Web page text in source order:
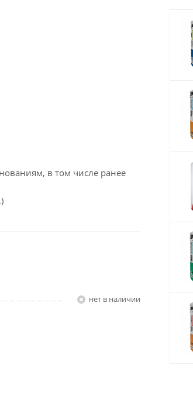
в том числе ранее
Нет в наличии